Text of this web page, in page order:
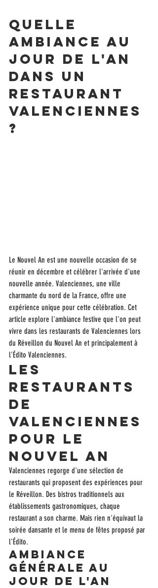
Quelle
ambiance au
jour de l'an
dans un
restaurant
valenciennes
?
Le Nouvel An est une nouvelle occasion de se
réunir en décembre et célébrer l'arrivée d'une
nouvelle année. Valenciennes, une ville
charmante du nord de la France, offre une
expérience unique pour cette célébration. Cet
article explore l'ambiance festive que l'on peut
vivre dans les restaurants de Valenciennes lors
du Réveillon du Nouvel An et principalement à
l'Édito Valenciennes.
Les
restaurants
de
Valenciennes
pour le
Nouvel An
Valenciennes regorge d'une sélection de
restaurants qui proposent des expériences pour
le Réveillon. Des bistros traditionnels aux
établissements gastronomiques, chaque
restaurant a son charme. Mais rien n'équivaut la
soirée dansante et le menu de fêtes proposé par
l'Édito.
Ambiance
générale au
jour de l'An